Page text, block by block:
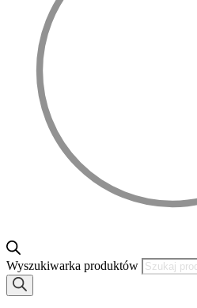
Wyszukiwarka produktów